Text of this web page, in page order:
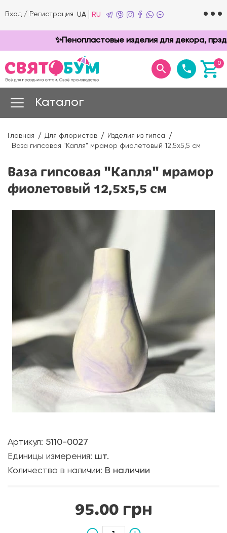
Вход / Регистрация UA RU
✨Пенопластовые изделия для декора,
0
Каталог
Главная Для флористов
Изделия из гипса
Ваза гипсовая "Капля" мрамор фиолетовый 12,5х5,5 см
Ваза гипсовая "Капля" мрамор
фиолетовый 12,5х5,5 см
Артикул: 5110-0027
Единицы измерения: шт.
Количество в наличии: В наличии
95.00 грн